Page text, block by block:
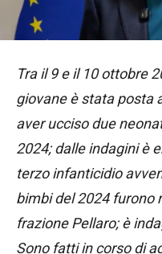
Tra il 9 e il 10 ottobre
giovane è stata posta
aver ucciso due
2024; dalle indagini è
terzo infanticidio
bimbi del 2024 furono
frazione Pellaro; è
Sono fatti in corso di